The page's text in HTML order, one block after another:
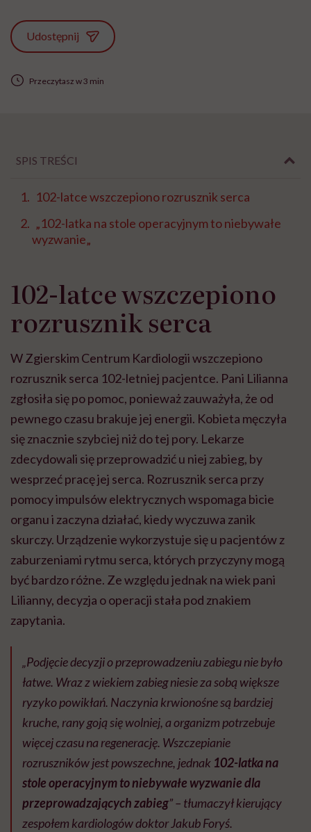
Udostępnij
Przeczytasz w 3 min
SPIS TREŚCI
102-latce wszczepiono rozrusznik serca
„102-latka na stole operacyjnym to niebywałe
wyzwanie„
102-latce wszczepiono
rozrusznik serca
W Zgierskim Centrum Kardiologii wszczepiono
rozrusznik serca 102-letniej pacjentce. Pani Lilianna
zgłosiła się po pomoc, ponieważ zauważyła, że od
pewnego czasu brakuje jej energii. Kobieta męczyła
się znacznie szybciej niż do tej pory. Lekarze
zdecydowali się przeprowadzić u niej zabieg, by
wesprzeć pracę jej serca. Rozrusznik serca przy
pomocy impulsów elektrycznych wspomaga bicie
organu i zaczyna działać, kiedy wyczuwa zanik
skurczy. Urządzenie wykorzystuje się u pacjentów z
zaburzeniami rytmu serca, których przyczyny mogą
być bardzo różne. Ze względu jednak na wiek pani
Lilianny, decyzja o operacji stała pod znakiem
zapytania.
„Podjęcie decyzji o przeprowadzeniu zabiegu nie było
łatwe. Wraz z wiekiem zabieg niesie za sobą większe
ryzyko powikłań. Naczynia krwionośne są bardziej
kruche, rany goją się wolniej, a organizm potrzebuje
więcej czasu na regenerację. Wszczepianie
rozruszników jest powszechne, jednak 102-latka na
stole operacyjnym to niebywałe wyzwanie dla
przeprowadzających zabieg” – tłumaczył kierujący
zespołem kardiologów doktor Jakub Foryś.